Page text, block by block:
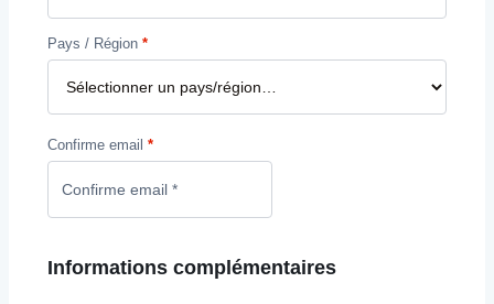
Pays / Région *
Confirme email *
Informations complémentaires